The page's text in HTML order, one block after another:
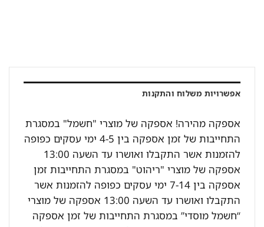
אפשרויות משלוח והתקנות
אספקה מהירה! אספקה של מוצרי "חשמל" במסגרת
התחייבות של זמן אספקה בין 4-5 ימי עסקים כפופה
להזמנות אשר התקבלו ואושרו עד השעה 13:00
אספקה של מוצרי "ריהוט" במסגרת התחייבות זמן
אספקה בין 7-14 ימי עסקים כפופה להזמנות אשר
התקבלו ואושרו עד השעה 13:00 אספקה של מוצרי
“חשמל מוסדי” במסגרת התחייבות של זמן אספקה